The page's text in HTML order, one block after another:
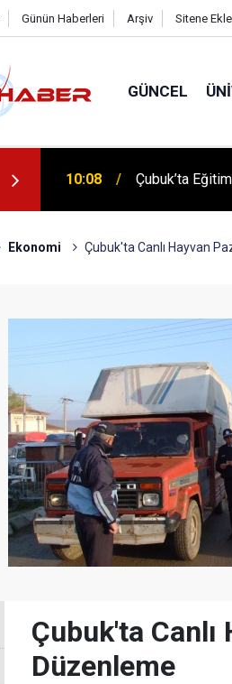
Günün Haberleri Arşiv Sitene Ekle
GÜNCEL
12:06 ÇUBUK’TA
Ekonomi Çubuk'ta Canlı Hayvan
Çubuk'ta Canlı
Düzenleme